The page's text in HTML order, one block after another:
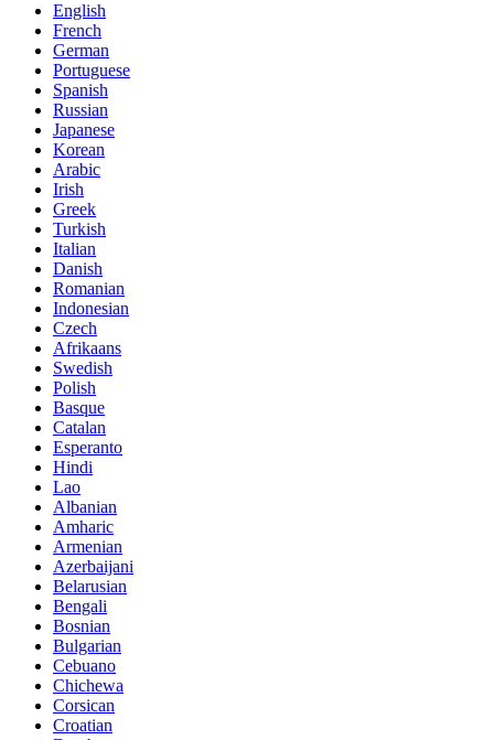
English
French
German
Portuguese
Spanish
Russian
Japanese
Korean
Arabic
Irish
Greek
Turkish
Italian
Danish
Romanian
Indonesian
Czech
Afrikaans
Swedish
Polish
Basque
Catalan
Esperanto
Hindi
Lao
Albanian
Amharic
Armenian
Azerbaijani
Belarusian
Bengali
Bosnian
Bulgarian
Cebuano
Chichewa
Corsican
Croatian